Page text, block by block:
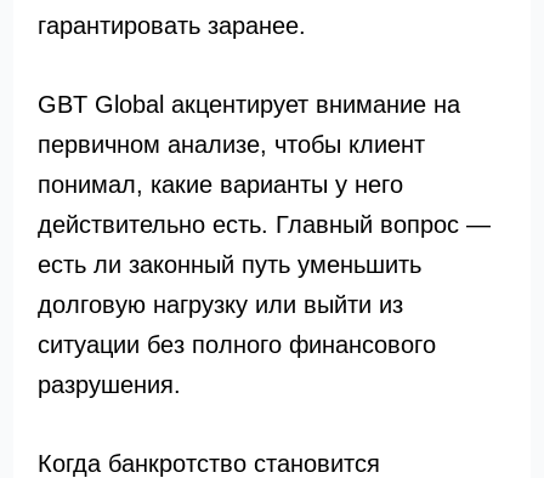
гарантировать заранее.
GBT Global акцентирует внимание на
первичном анализе, чтобы клиент
понимал, какие варианты у него
действительно есть. Главный вопрос —
есть ли законный путь уменьшить
долговую нагрузку или выйти из
ситуации без полного финансового
разрушения.
Когда банкротство становится